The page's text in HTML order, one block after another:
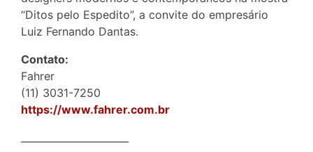
“Ditos pelo Espedito”, a convite do empresário
Luiz Fernando Dantas.
Contato:
Fahrer
(11) 3031-7250
https://www.fahrer.com.br